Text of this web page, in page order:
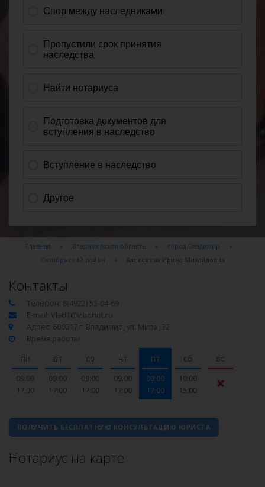
Главная Владимирская область
город Владимир
Октябрьский район
Алексеева Ирина Михайловна
Контакты
Телефон: 8(4922) 53-04-69
E-mail: Vlad1@vladnot.ru
Адрес: 600017 г. Владимир, ул. Мира, 32
Время работы
пн
09:00
17:00
вт
09:00
17:00
ср
09:00
17:00
чт
09:00
17:00
пт
09:00
17:00
сб
10:00
15:00
вс
ПОЛУЧИТЬ БЕСПЛАТНУЮ КОНСУЛЬТАЦИЮ ЮРИСТА
Нотариус на карте